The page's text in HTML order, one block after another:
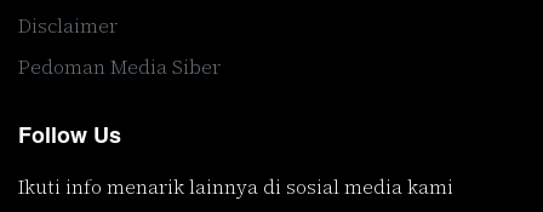
Disclaimer
Pedoman Media Siber
Follow Us
Ikuti info menarik lainnya di sosial media kami